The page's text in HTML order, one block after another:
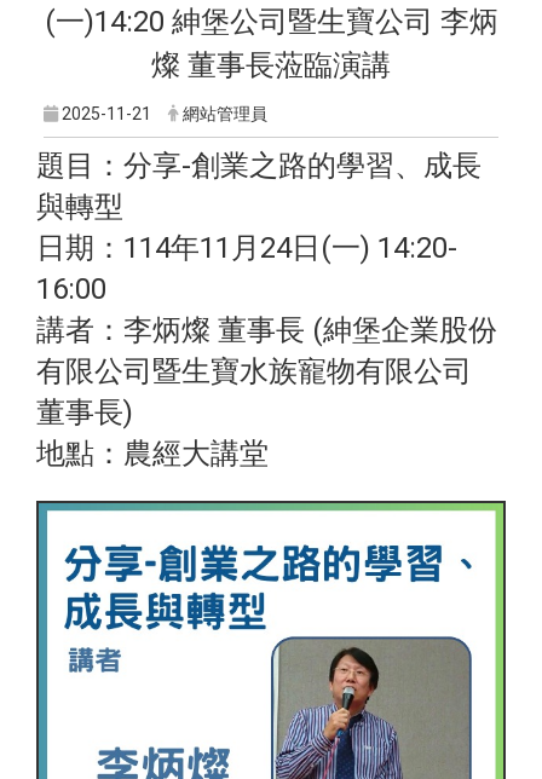
(一)14:20 紳堡公司暨生寶公司 李炳
燦 董事長蒞臨演講
2025-11-21 網站管理員
題目：分享-創業之路的學習、成長
與轉型
日期：114年11月24日(一) 14:20-
16:00
講者：李炳燦 董事長 (紳堡企業股份
有限公司暨生寶水族寵物有限公司
董事長)
地點：農經大講堂